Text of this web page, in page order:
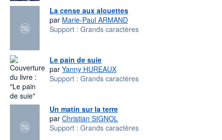
La cense aux alouettes
par Marie-Paul ARMAND
Support : Grands caractères
Le pain de suie
par Yanny HUREAUX
Support : Grands caractères
Un matin sur la terre
par Christian SIGNOL
Support : Grands caractères